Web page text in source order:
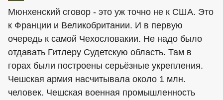
Мюнхенский сговор - это уж точно не к США. Это
к Франции и Великобритании. И в первую
очередь к самой Чехословакии. Не надо было
отдавать Гитлеру Судетскую область. Там в
горах были построены серьёзные укрепления.
Чешская армия насчитывала около 1 млн.
человек. Чешская военная промышленность